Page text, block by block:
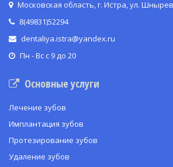
Московская область, г. Истра, ул.
8(49831)52294
dentaliya.istra@yandex.ru
Пн - Вс с 9 до 20
Основные услуги
Лечение зубов
Имплантация зубов
Протезирование зубов
Удаление зубов